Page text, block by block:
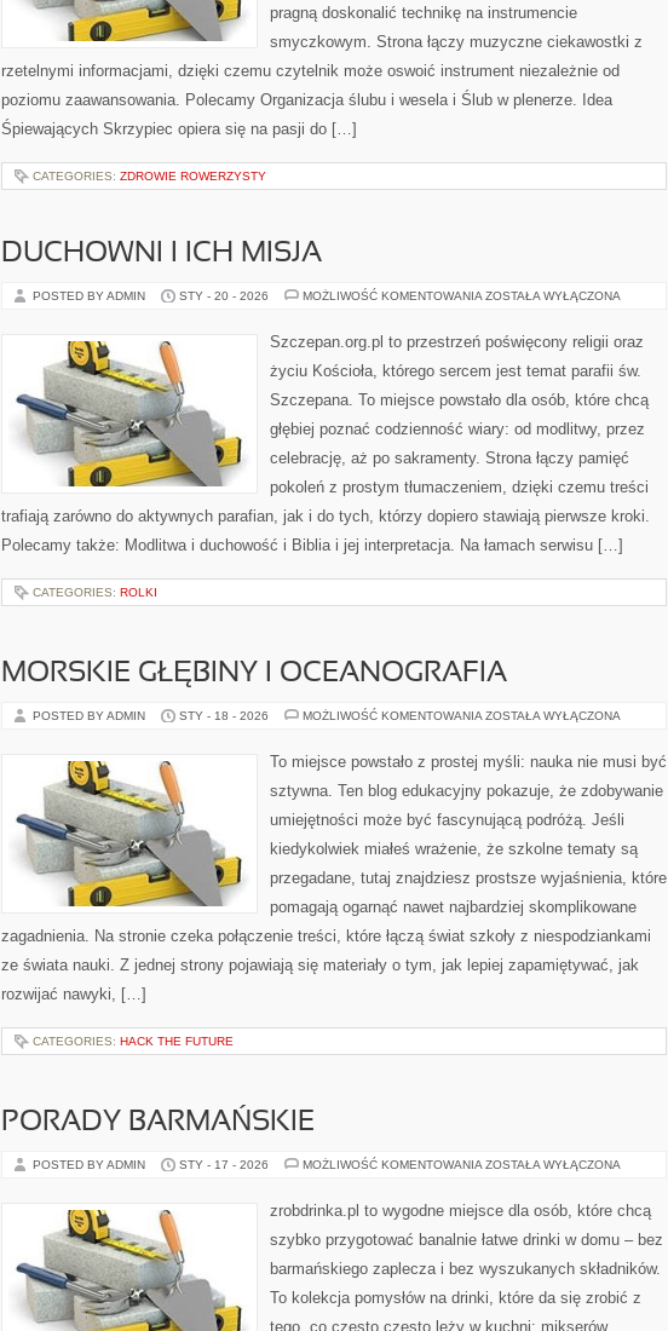
pragną doskonalić technikę na instrumencie
smyczkowym. Strona łączy muzyczne ciekawostki z
rzetelnymi informacjami, dzięki czemu czytelnik może oswoić instrument niezależnie od
poziomu zaawansowania. Polecamy Organizacja ślubu i wesela i Ślub w plenerze. Idea
Śpiewających Skrzypiec opiera się na pasji do […]
CATEGORIES: ZDROWIE ROWERZYSTY
DUCHOWNI I ICH MISJA
POSTED BY ADMIN STY - 20 - 2026 MOŻLIWOŚĆ KOMENTOWANIA DUCHOWNI
MISJA
ZOSTAŁA WYŁĄCZONA
Szczepan.org.pl to przestrzeń poświęcony religii oraz
życiu Kościoła, którego sercem jest temat parafii św.
Szczepana. To miejsce powstało dla osób, które chcą
głębiej poznać codzienność wiary: od modlitwy, przez
celebrację, aż po sakramenty. Strona łączy pamięć
pokoleń z prostym tłumaczeniem, dzięki czemu treści
trafiają zarówno do aktywnych parafian, jak i do tych, którzy dopiero stawiają pierwsze kroki.
Polecamy także: Modlitwa i duchowość i Biblia i jej interpretacja. Na łamach serwisu […]
CATEGORIES: ROLKI
MORSKIE GŁĘBINY I OCEANOGRAFIA
POSTED BY ADMIN STY - 18 - 2026 MOŻLIWOŚĆ KOMENTOWANIA MORSKIE
OCEANOGRAFIA
ZOSTAŁA WYŁĄCZONA
To miejsce powstało z prostej myśli: nauka nie musi być
sztywna. Ten blog edukacyjny pokazuje, że zdobywanie
umiejętności może być fascynującą podróżą. Jeśli
kiedykolwiek miałeś wrażenie, że szkolne tematy są
przegadane, tutaj znajdziesz prostsze wyjaśnienia, które
pomagają ogarnąć nawet najbardziej skomplikowane
zagadnienia. Na stronie czeka połączenie treści, które łączą świat szkoły z niespodziankami
ze świata nauki. Z jednej strony pojawiają się materiały o tym, jak lepiej zapamiętywać, jak
rozwijać nawyki, […]
CATEGORIES: HACK THE FUTURE
PORADY BARMAŃSKIE
POSTED BY ADMIN STY - 17 - 2026 MOŻLIWOŚĆ KOMENTOWANIA PORADY
ZOSTAŁA WYŁĄCZONA
zrobdrinka.pl to wygodne miejsce dla osób, które chcą
szybko przygotować banalnie łatwe drinki w domu – bez
barmańskiego zaplecza i bez wyszukanych składników.
To kolekcja pomysłów na drinki, które da się zrobić z
tego, co często często leży w kuchni: mikserów,